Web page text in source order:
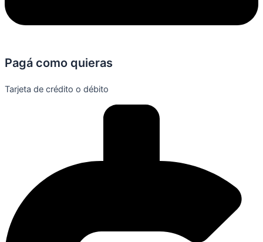
Pagá como quieras
Tarjeta de crédito o débito